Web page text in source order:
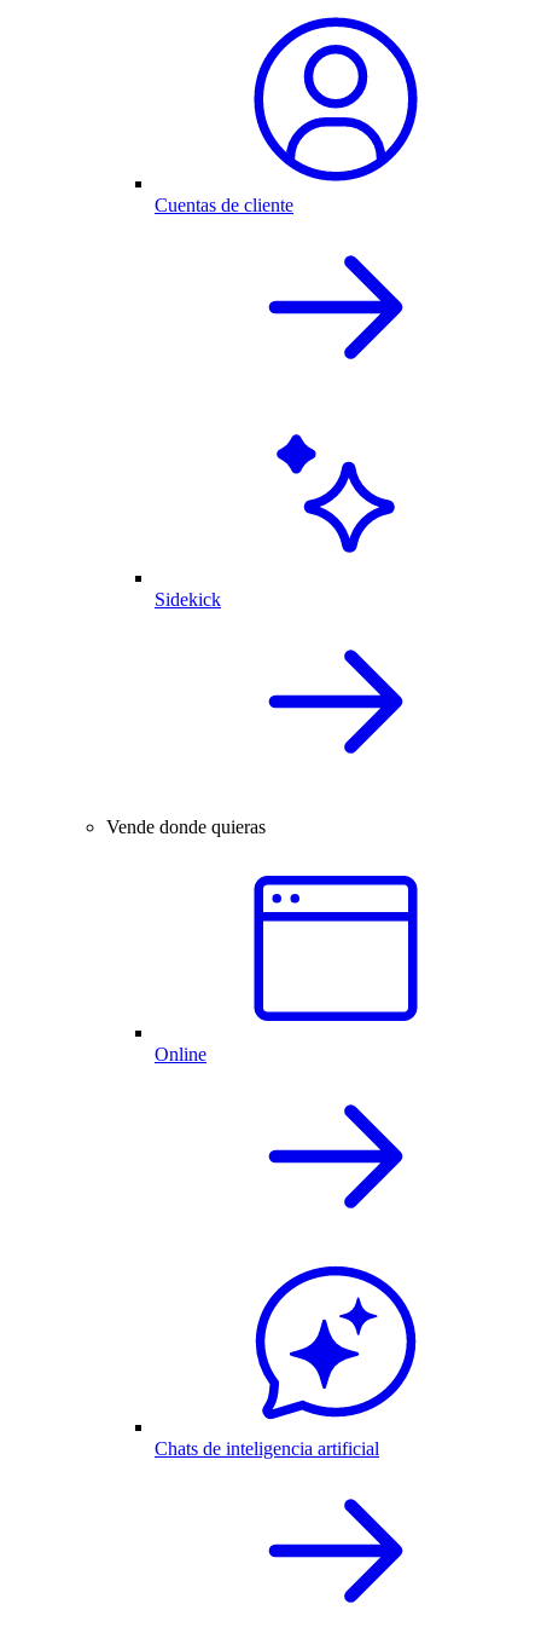
Cuentas de cliente
Sidekick
Vende donde quieras
Online
Chats de inteligencia artificial